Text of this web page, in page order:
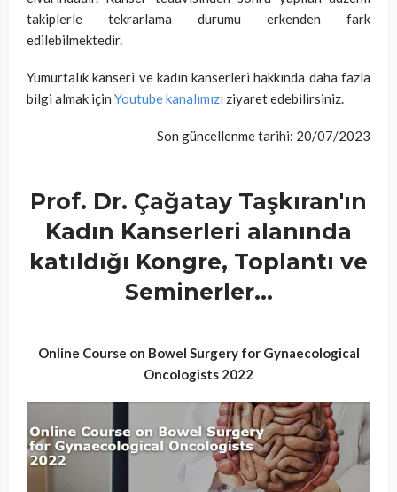
takiplerle tekrarlama durumu erkenden fark
edilebilmektedir.
Yumurtalık kanseri ve kadın kanserleri hakkında daha fazla
bilgi almak için Youtube kanalımızı ziyaret edebilirsiniz.
Son güncellenme tarihi: 20/07/2023
Prof. Dr. Çağatay Taşkıran'ın
Kadın Kanserleri alanında
katıldığı Kongre, Toplantı ve
Seminerler...
Online Course on Bowel Surgery for Gynaecological
Oncologists 2022